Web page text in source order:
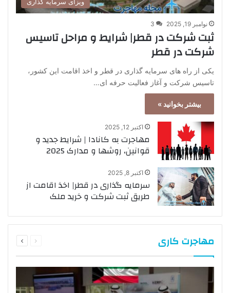
ویزای سرمایه گذاری
نوامبر 19, 2025 3
ثبت شرکت در قطر| شرایط و مراحل تاسیس
شرکت در قطر
یکی از راه های سرمایه گذاری در قطر و اخذ اقامت این کشور،
تاسیس شرکت و آغاز فعالیت حرفه ای…
بیشتر بخوانید »
اکتبر 12, 2025
مهاجرت به کانادا | شرایط جدید و
قوانین، روشها و مدارک 2025
اکتبر 8, 2025
سرمایه گذاری در قطر| اخذ اقامت از
طریق ثبت شرکت و خرید ملک
مهاجرت کاری صفحهصفحه